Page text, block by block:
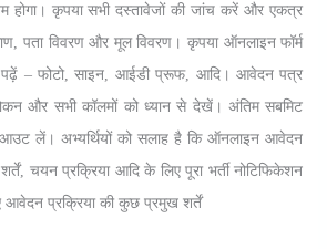
होगा। कृपया सभी दस्तावेजों की जांच करें और एकत्र
पता विवरण और मूल विवरण। कृपया ऑनलाइन फॉर्म
– फोटो, साइन, आईडी प्रूफ, आदि। आवेदन पत्र
और सभी कॉलमों को ध्यान से देखें। अंतिम सबमिट
लें। अभ्यर्थियों को सलाह है कि ऑनलाइन आवेदन
चयन प्रक्रिया आदि के लिए पूरा भर्ती नोटिफिकेशन
प्रक्रिया की कुछ प्रमुख शर्तें